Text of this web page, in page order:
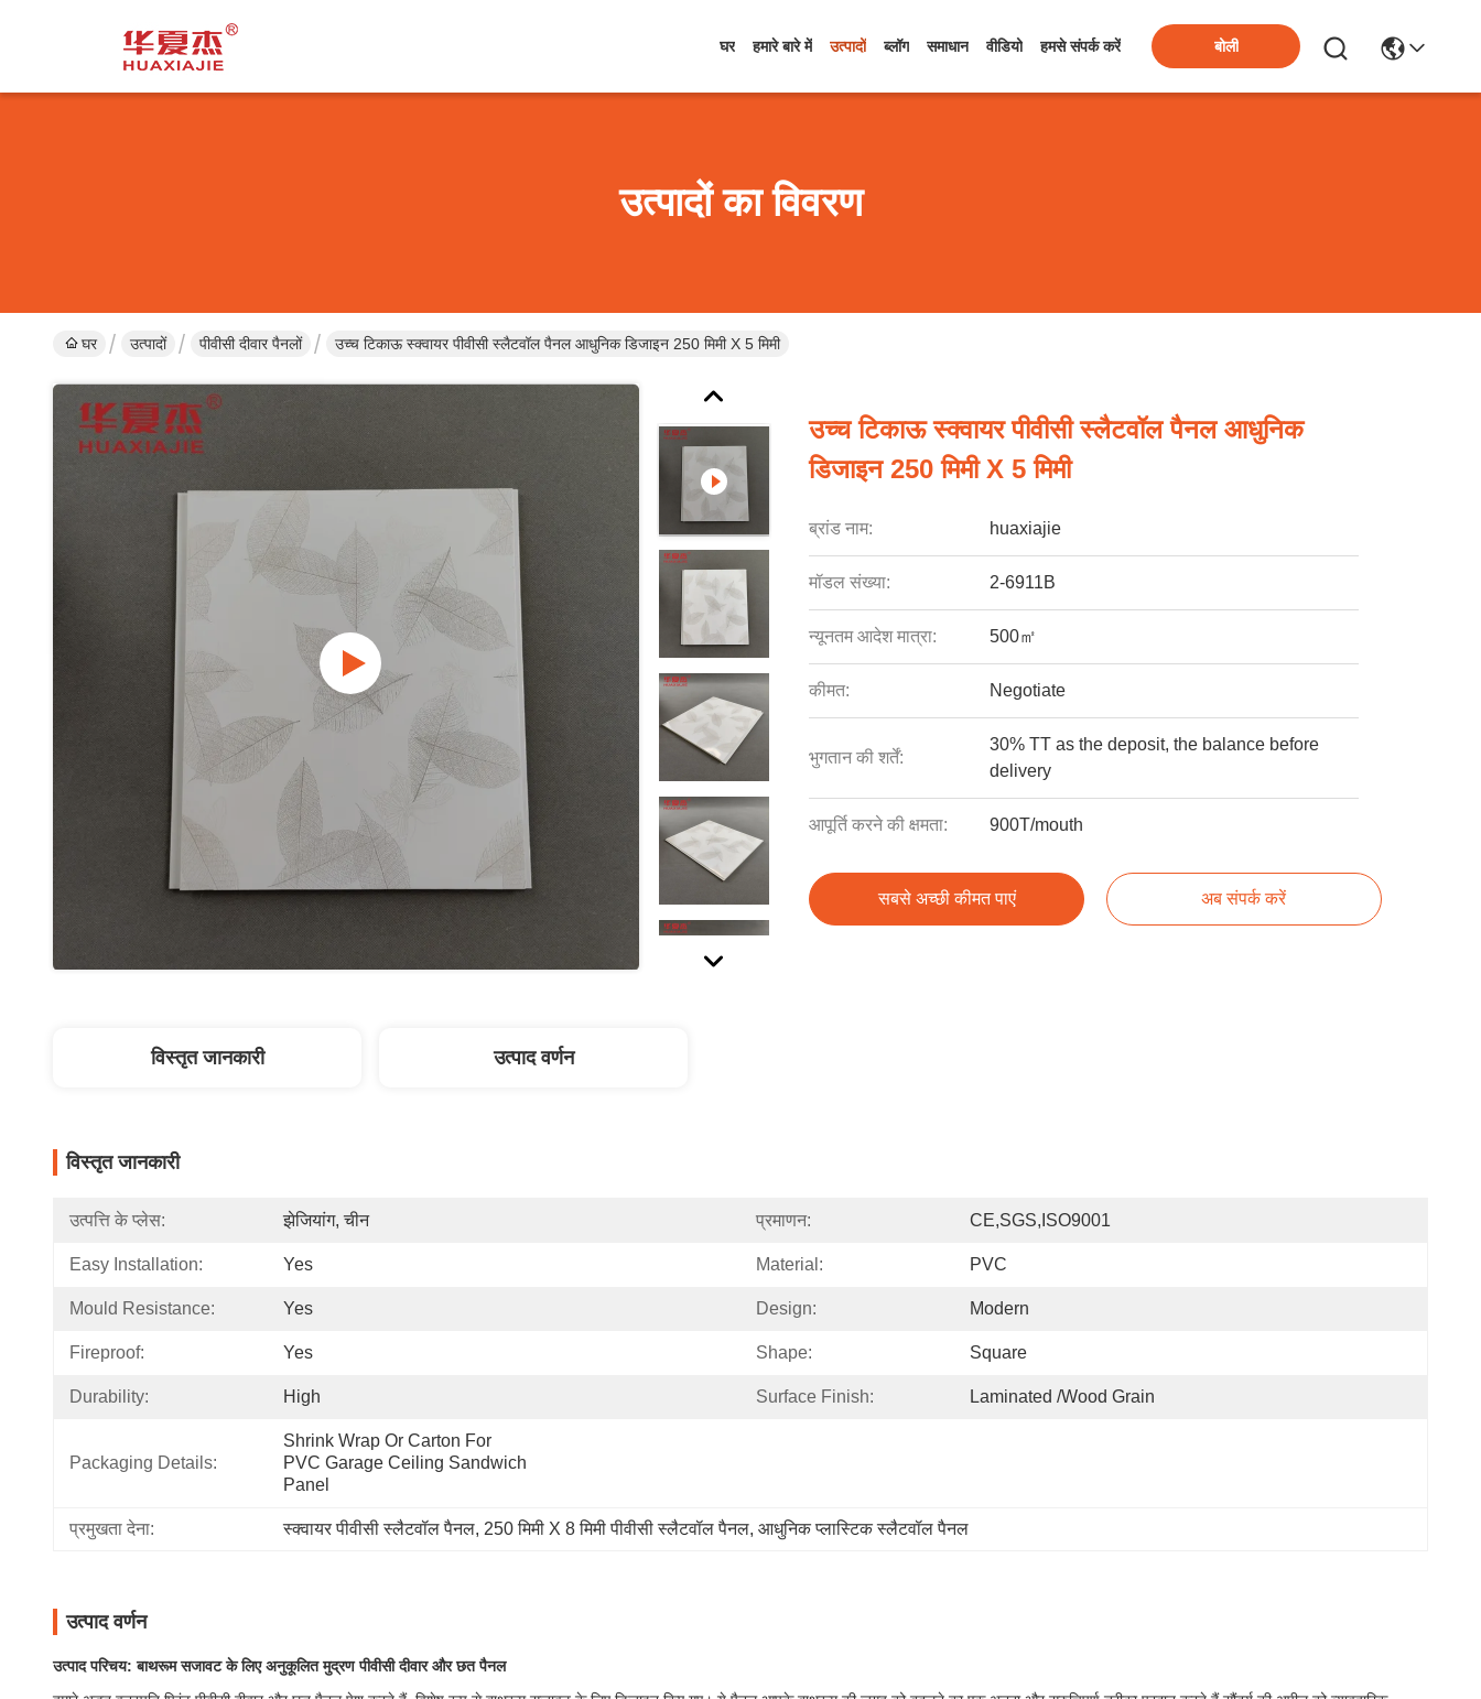
घर हमारे बारे में उत्पादों ब्लॉग समाधान वीडियो हमसे संपर्क करें बोली
उत्पादों का विवरण
घर उत्पादों पीवीसी दीवार पैनलों उच्च टिकाऊ स्क्वायर पीवीसी स्लैटवॉल पैनल आधुनिक डिजाइन 250 मिमी X 5 मिमी
उच्च टिकाऊ स्क्वायर पीवीसी स्लैटवॉल पैनल आधुनिक
डिजाइन 250 मिमी X 5 मिमी
ब्रांड नाम: huaxiajie
मॉडल संख्या: 2-6911B
न्यूनतम आदेश मात्रा: 500㎡
कीमत: Negotiate
भुगतान की शर्तें:
30% TT as the deposit, the balance before
delivery
आपूर्ति करने की क्षमता: 900T/mouth
सबसे अच्छी कीमत पाएं अब संपर्क करें
विस्तृत जानकारी उत्पाद वर्णन
विस्तृत जानकारी
उत्पत्ति के प्लेस: झेजियांग, चीन प्रमाणन: CE,SGS,ISO9001
Easy Installation: Yes Material: PVC
Mould Resistance: Yes Design: Modern
Fireproof: Yes Shape: Square
Durability: High Surface Finish: Laminated /wood Grain
Packaging Details:
Shrink Wrap Or Carton For
PVC Garage Ceiling Sandwich
Panel
प्रमुखता देना: स्क्वायर पीवीसी स्लैटवॉल पैनल, 250 मिमी X 8 मिमी पीवीसी स्लैटवॉल पैनल, आधुनिक प्लास्टिक स्लैटवॉल पैनल
उत्पाद वर्णन
उत्पाद परिचय: बाथरूम सजावट के लिए अनुकूलित मुद्रण पीवीसी दीवार और छत पैनल